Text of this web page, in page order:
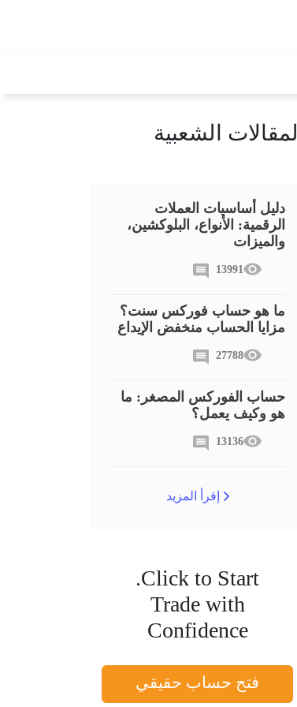
المقالات الشعبية
دليل أساسيات العملات
الرقمية: الأنواع، البلوكشين،
والميزات
13991
ما هو حساب فوركس سنت؟
مزايا الحساب منخفض الإيداع
27788
حساب الفوركس المصغر: ما
هو وكيف يعمل؟
13136
إقرأ المزيد
Click to Start.
Trade with
Confidence
فتح حساب حقيقي